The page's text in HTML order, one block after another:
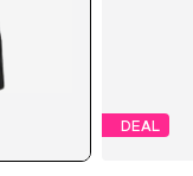
DEAL